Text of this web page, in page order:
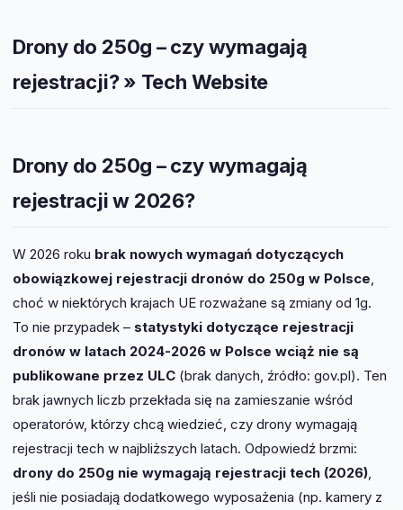
Drony do 250g – czy wymagają
rejestracji? » Tech Website
Drony do 250g – czy wymagają
rejestracji w 2026?
W 2026 roku brak nowych wymagań dotyczących
obowiązkowej rejestracji dronów do 250g w Polsce,
choć w niektórych krajach UE rozważane są zmiany od 1g.
To nie przypadek – statystyki dotyczące rejestracji
dronów w latach 2024-2026 w Polsce wciąż nie są
publikowane przez ULC (brak danych, źródło: gov.pl). Ten
brak jawnych liczb przekłada się na zamieszanie wśród
operatorów, którzy chcą wiedzieć, czy drony wymagają
rejestracji tech w najbliższych latach. Odpowiedź brzmi:
drony do 250g nie wymagają rejestracji tech (2026),
jeśli nie posiadają dodatkowego wyposażenia (np. kamery z